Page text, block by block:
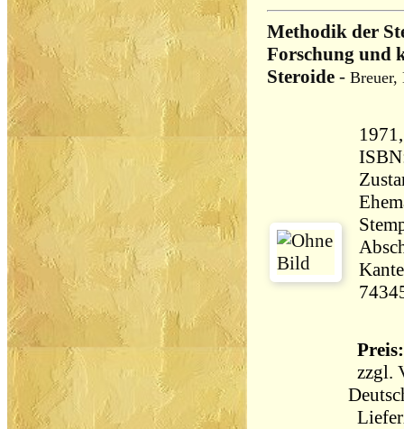
Methodik der
Forschung und
Steroide - Breuer,
1971,
zzgl.